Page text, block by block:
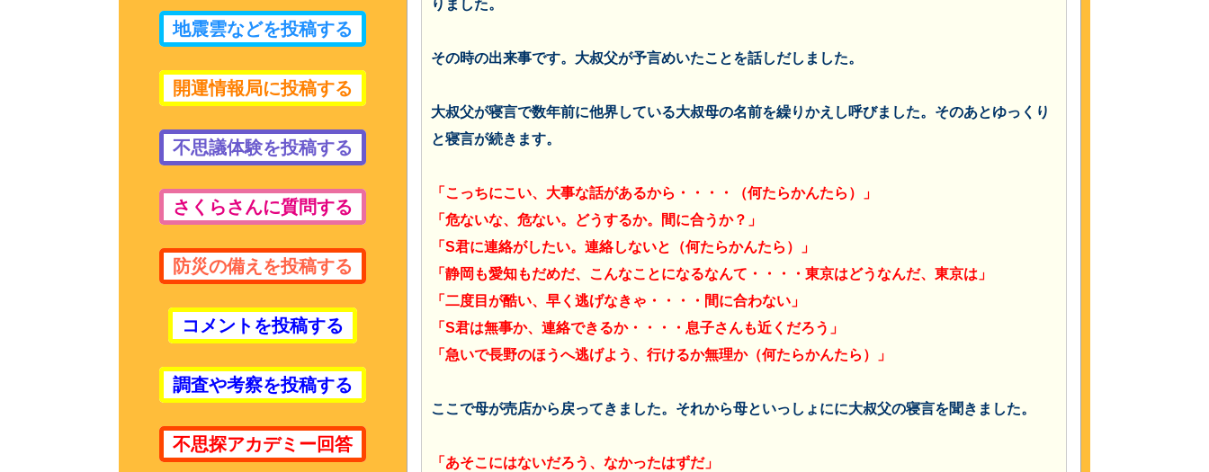
りました。
その時の出来事です。大叔父が予言めいたことを話しだしました。
大叔父が寝言で数年前に他界している大叔母の名前を繰りかえし呼びました。そのあとゆっくり
と寝言が続きます。
「こっちにこい、大事な話があるから・・・・（何たらかんたら）」
「危ないな、危ない。どうするか。間に合うか？」
「S君に連絡がしたい。連絡しないと（何たらかんたら）」
「静岡も愛知もだめだ、こんなことになるなんて・・・・東京はどうなんだ、東京は」
「二度目が酷い、早く逃げなきゃ・・・・間に合わない」
「S君は無事か、連絡できるか・・・・息子さんも近くだろう」
「急いで長野のほうへ逃げよう、行けるか無理か（何たらかんたら）」
ここで母が売店から戻ってきました。それから母といっしょにに大叔父の寝言を聞きました。
「あそこにはないだろう、なかったはずだ」
地震雲などを投稿する
開運情報局に投稿する
不思議体験を投稿する
さくらさんに質問する
防災の備えを投稿する
コメントを投稿する
調査や考察を投稿する
不思探アカデミー回答